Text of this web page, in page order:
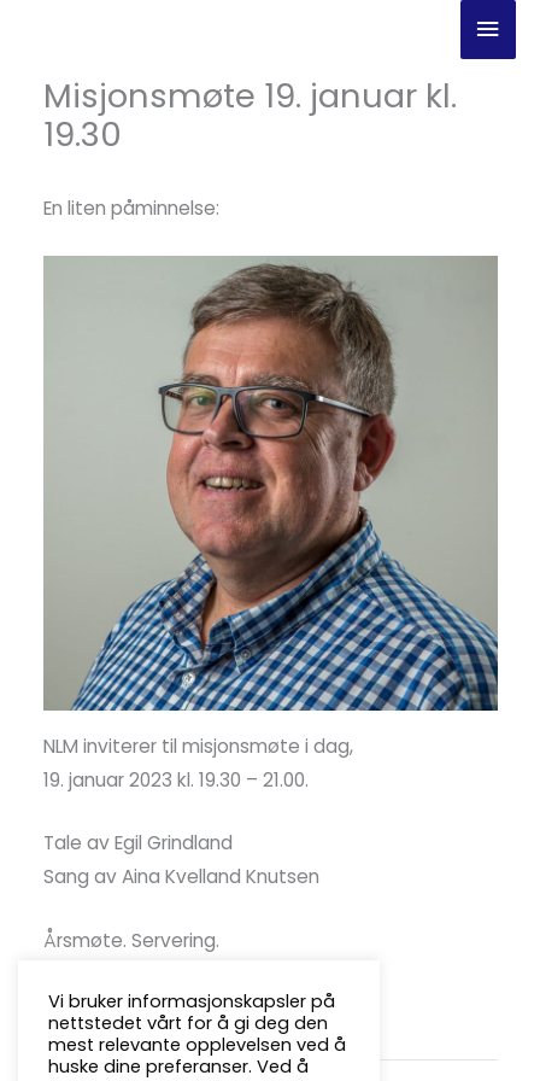
innholdetMisjonsmøte 19. januar kl.
19.30
En liten påminnelse:
NLM inviterer til misjonsmøte i dag,
19. januar 2023 kl. 19.30 – 21.00.
Tale av Egil Grindland
Sang av Aina Kvelland Knutsen
Årsmøte. Servering.
Alle hjertelig velkommen!
Vi bruker informasjonskapsler på
nettstedet vårt for å gi deg den
mest relevante opplevelsen ved å
huske dine preferanser. Ved å